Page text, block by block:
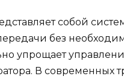
собой
без
упрощает
В современных